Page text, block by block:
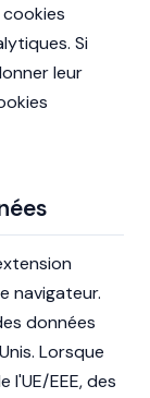
Si
leur
navigateur.
données
Lorsque
EEE, des